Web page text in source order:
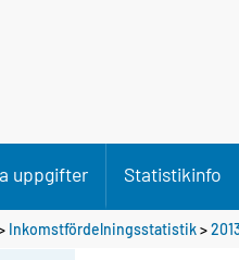
uppgifter Statistikinfo
Inkomstfördelningsstatistik>